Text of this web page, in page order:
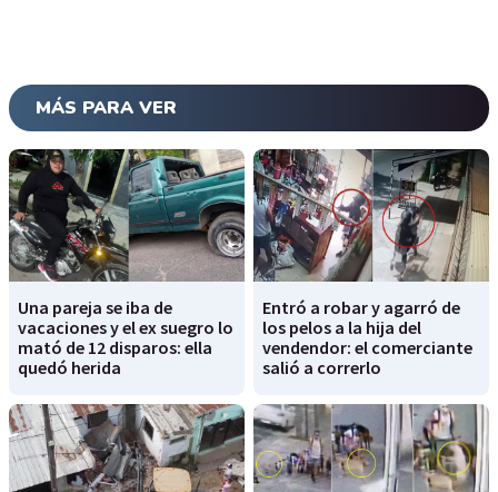
MÁS PARA VER
Una pareja se iba de
vacaciones y el ex suegro lo
mató de 12 disparos: ella
quedó herida
Entró a robar y agarró de
los pelos a la hija del
vendendor: el comerciante
salió a correrlo